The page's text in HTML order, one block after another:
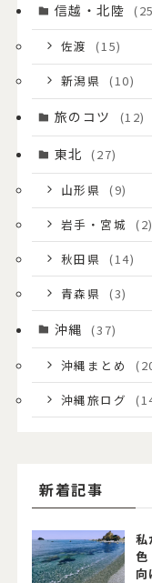
信越・北陸
佐渡
(15)
新潟県
(10)
旅のコツ (12)
東北 (27)
山形県
(9)
岩手・宮城
(2)
秋田県
(14)
青森県
(3)
沖縄 (37)
沖縄まとめ
沖縄旅ログ
新着記事
私
向